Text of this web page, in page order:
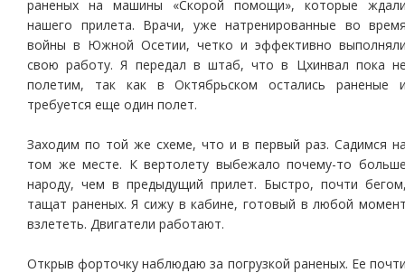
раненых на машины «Скорой помощи», которые
нашего прилета. Врачи, уже натренированные во
войны в Южной Осетии, четко и эффективно
свою работу. Я передал в штаб, что в Цхинвал пока
полетим, так как в Октябрьском остались раненые
требуется еще один полет.
Заходим по той же схеме, что и в первый раз. Садимся
том же месте. К вертолету выбежало почему-то
народу, чем в предыдущий прилет. Быстро, почти
тащат раненых. Я сижу в кабине, готовый в любой
взлететь. Двигатели работают.
Открыв форточку наблюдаю за погрузкой раненых. Ее